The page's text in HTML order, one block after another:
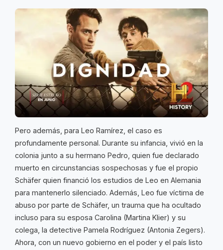
Pero además, para Leo Ramírez, el caso es
profundamente personal. Durante su infancia, vivió en la
colonia junto a su hermano Pedro, quien fue declarado
muerto en circunstancias sospechosas y fue el propio
Schäfer quien financió los estudios de Leo en Alemania
para mantenerlo silenciado. Además, Leo fue víctima de
abuso por parte de Schäfer, un trauma que ha ocultado
incluso para su esposa Carolina (Martina Klier) y su
colega, la detective Pamela Rodríguez (Antonia Zegers).
Ahora, con un nuevo gobierno en el poder y el país listo